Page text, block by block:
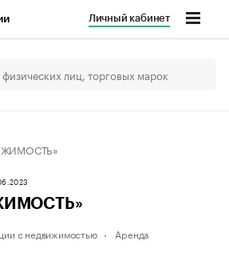
Личный кабинет
с недвижимостью
Аренда